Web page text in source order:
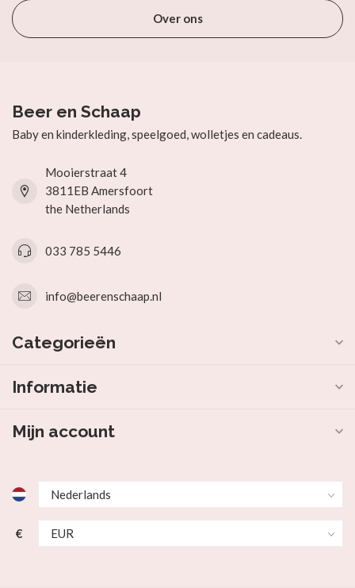
Over ons
Beer en Schaap
Baby en kinderkleding, speelgoed, wolletjes en cadeaus.
Mooierstraat 4
3811EB Amersfoort
the Netherlands
033 785 5446
info@beerenschaap.nl
Categorieën
Informatie
Mijn account
€